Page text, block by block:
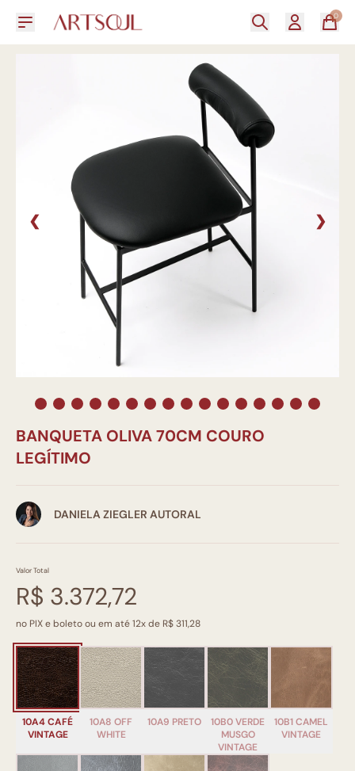
0
❮ ❯
BANQUETA OLIVA 70CM COURO
LEGÍTIMO
DANIELA ZIEGLER AUTORAL
Valor Total
R$ 3.372,72
no PIX e boleto ou em até 12x de R$ 311,28
10A4 CAFÉ
VINTAGE
10A8 OFF
WHITE
10A9 PRETO
10B0 VERDE
MUSGO
VINTAGE
10B1 CAMEL
VINTAGE